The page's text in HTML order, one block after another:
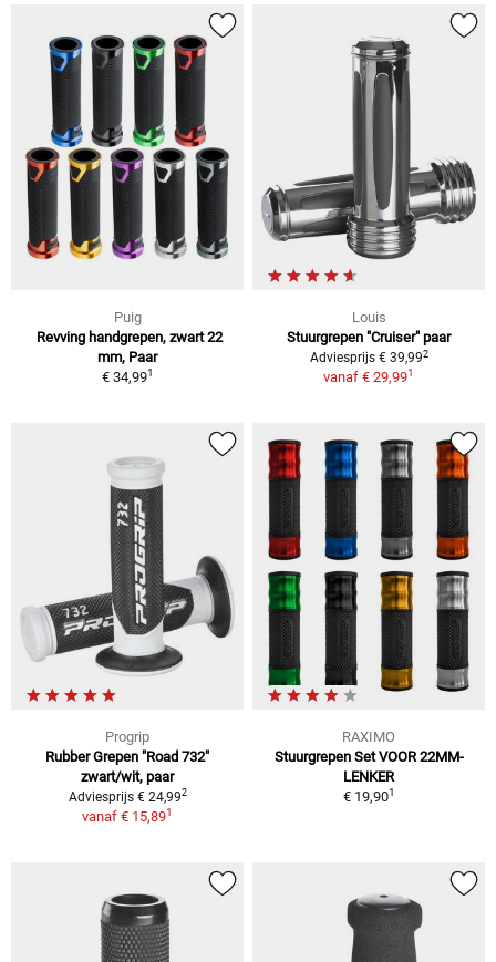
Puig
Revving handgrepen, zwart 22
mm, Paar
€ 34,991
Louis
Stuurgrepen "Cruiser" paar
Adviesprijs € 39,992
vanaf € 29,991
Progrip
Rubber Grepen "Road 732"
zwart/wit, paar
Adviesprijs € 24,992
vanaf € 15,891
RAXIMO
Stuurgrepen Set VOOR 22MM-
LENKER
€ 19,901